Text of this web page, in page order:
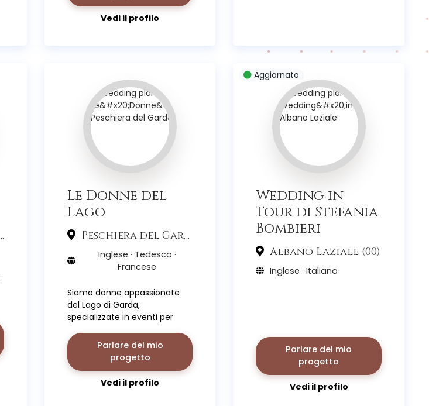
Vedi il profilo
Le Donne del
Lago
Peschiera del Garda (37)
Inglese · Tedesco ·
Francese
Siamo donne appassionate
del Lago di Garda,
specializzate in eventi per
dell'Italia, organizzando
matrimoni indimenticabili nel
lago e zone vicine.
Parlare del mio
progetto
Vedi il profilo
Aggiornato
Wedding in
Tour di Stefania
Bombieri
Albano Laziale (00)
Inglese · Italiano
Parlare del mio
progetto
Vedi il profilo